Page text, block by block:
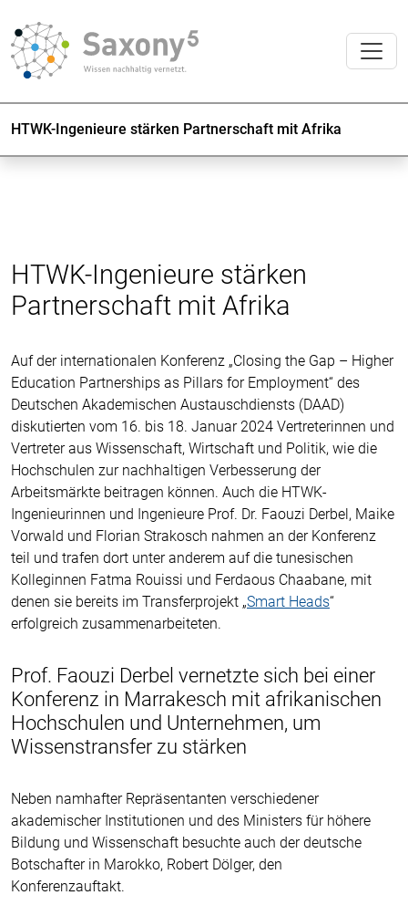
HTWK-Ingenieure stärken Partnerschaft mit Afrika
HTWK-Ingenieure stärken
Partnerschaft mit Afrika
Auf der internationalen Konferenz „Closing the Gap – Higher
Education Partnerships as Pillars for Employment“ des
Deutschen Akademischen Austauschdiensts (DAAD)
diskutierten vom 16. bis 18. Januar 2024 Vertreterinnen und
Vertreter aus Wissenschaft, Wirtschaft und Politik, wie die
Hochschulen zur nachhaltigen Verbesserung der
Arbeitsmärkte beitragen können. Auch die HTWK-
Ingenieurinnen und Ingenieure Prof. Dr. Faouzi Derbel, Maike
Vorwald und Florian Strakosch nahmen an der Konferenz
teil und trafen dort unter anderem auf die tunesischen
Kolleginnen Fatma Rouissi und Ferdaous Chaabane, mit
denen sie bereits im Transferprojekt „Smart Heads“
erfolgreich zusammenarbeiteten.
Prof. Faouzi Derbel vernetzte sich bei einer
Konferenz in Marrakesch mit afrikanischen
Hochschulen und Unternehmen, um
Wissenstransfer zu stärken
Neben namhafter Repräsentanten verschiedener
akademischer Institutionen und des Ministers für höhere
Bildung und Wissenschaft besuchte auch der deutsche
Botschafter in Marokko, Robert Dölger, den
Konferenzauftakt.